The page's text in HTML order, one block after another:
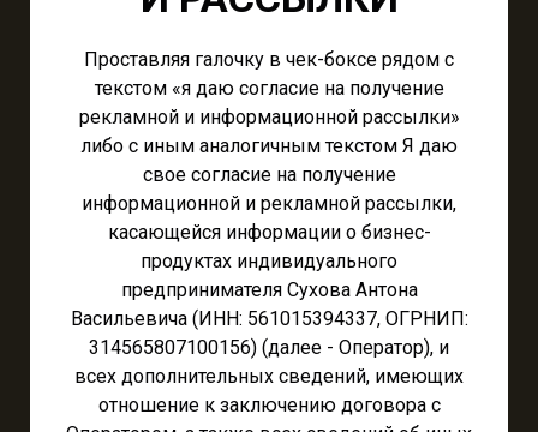
Проставляя галочку в чек-боксе рядом с
текстом «я даю согласие на получение
рекламной и информационной рассылки»
либо с иным аналогичным текстом Я даю
свое согласие на получение
информационной и рекламной рассылки,
касающейся информации о бизнес-
продуктах индивидуального
предпринимателя Сухова Антона
Васильевича (ИНН: 561015394337, ОГРНИП:
314565807100156) (далее - Оператор), и
всех дополнительных сведений, имеющих
отношение к заключению договора с